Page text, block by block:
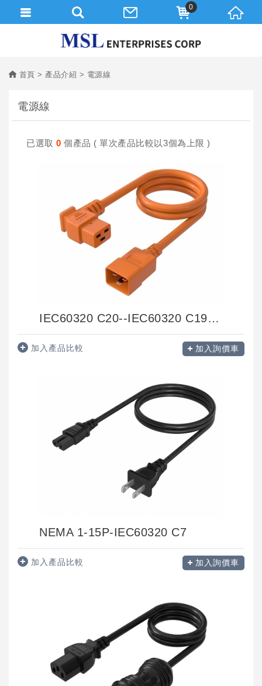
首頁 產品介紹 電源線
電源線
已選取 0個產品 ( 單次產品比較以3個為上限 )
IEC60320 C20--IEC60320 C19RA
加入產品比較 加入詢價車
NEMA 1-15P-IEC60320 C7
加入產品比較 加入詢價車
0